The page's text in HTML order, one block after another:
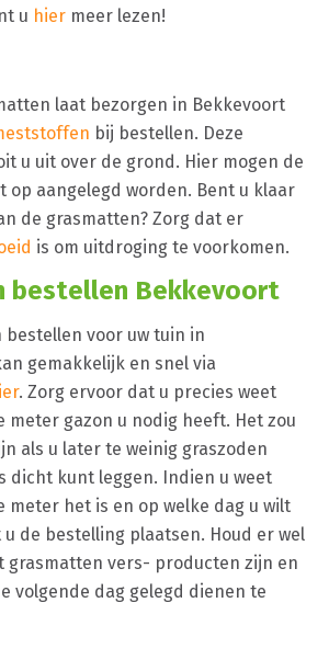
u hier meer lezen!
laat bezorgen in Bekkevoort
bij bestellen. Deze
u uit over de grond. Hier mogen de
op aangelegd worden. Bent u klaar
de grasmatten? Zorg dat er
is om uitdroging te voorkomen.
bestellen Bekkevoort
bestellen voor uw tuin in
gemakkelijk en snel via
. Zorg ervoor dat u precies weet
meter gazon u nodig heeft. Het zou
als u later te weinig graszoden
dicht kunt leggen. Indien u weet
meter het is en op welke dag u wilt
de bestelling plaatsen. Houd er wel
grasmatten vers- producten zijn en
volgende dag gelegd dienen te